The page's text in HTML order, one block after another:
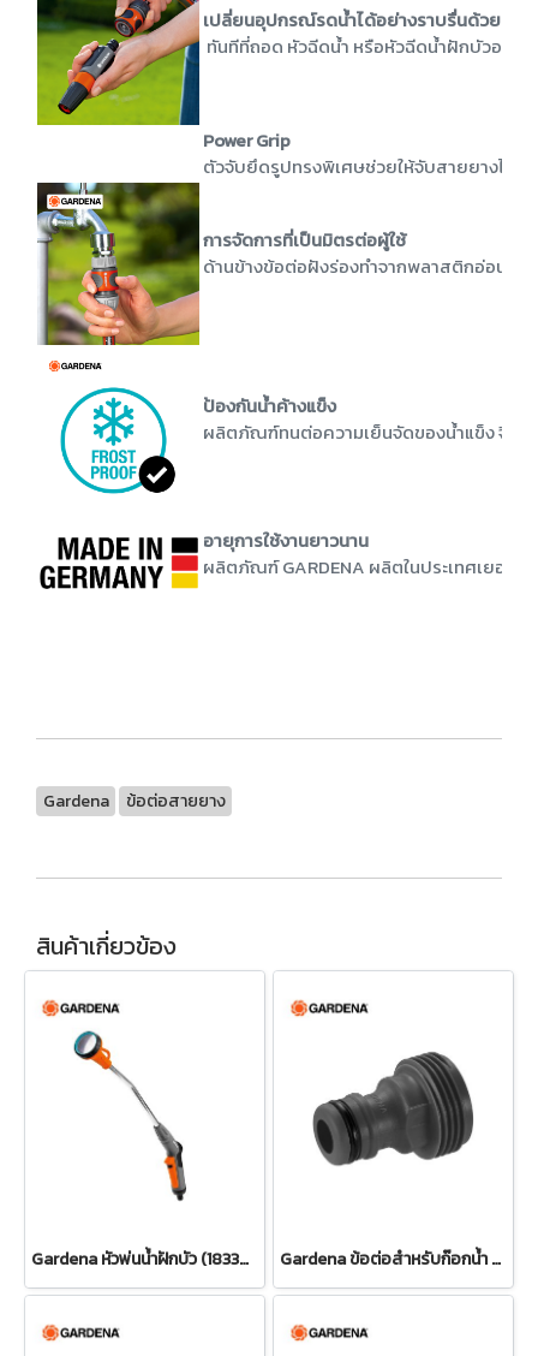
เปลี่ยนอุปกรณ์รดน้ำได้อย่างราบรื่นด้วยระ
ทันทีที่ถอด หัวฉีดน้ำ หรือหัวฉีดน้ำฝักบัวออกจ
Power Grip
ตัวจับยึดรูปทรงพิเศษช่วยให้จับสายยางได้แ
การจัดการที่เป็นมิตรต่อผู้ใช้
ด้านข้างข้อต่อฝังร่องทำจากพลาสติกอ่อนช่ว
ป้องกันน้ำค้างแข็ง
ผลิตภัณฑ์ทนต่อความเย็นจัดของน้ำแข็ง จึงมั่
อายุการใช้งานยาวนาน
ผลิตภัณฑ์ GARDENA ผลิตในประเทศเยอร
Gardena ข้อต่อสายยาง
สินค้าเกี่ยวข้อง
Gardena หัวพ่นน้ำฝักบัว (18330-20) Gardena ข้อต่อสำหรับก๊อกน้ำ ขนาด 3/4" (26.5 มม.) (00921-50)